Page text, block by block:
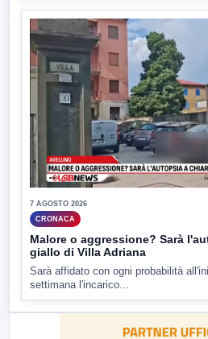
7 AGOSTO 2026
CRONACA
Malore o aggressione? Sarà
giallo di Villa Adriana
Sarà affidato con ogni probabilità
settimana l'incarico...